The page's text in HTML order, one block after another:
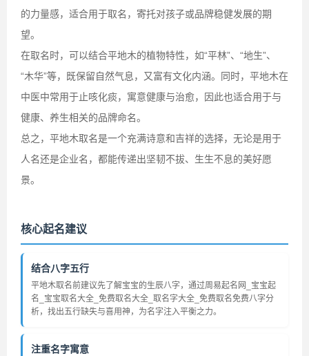
的力量感，适合用于取名，寄托对孩子或品牌稳健发展的期
望。
在取名时，可以结合平地木的植物特性，如“平林”、“地生”、
“木华”等，既保留自然气息，又富有文化内涵。同时，平地木在
中医中常用于止咳化痰，寓意健康与治愈，因此也适合用于与
健康、养生相关的品牌命名。
总之，平地木取名是一个充满诗意和吉祥的选择，无论是用于
人名还是企业名，都能传递出坚韧不拔、生生不息的美好愿
景。
核心起名建议
结合八字五行
平地木取名前建议先了解宝宝的生辰八字，通过周易起名网_宝宝起
名_宝宝取名大全_免费取名大全_取名字大全_免费取名免费八字分
析，找出五行缺失与喜用神，为名字注入平衡之力。
注重名字寓意